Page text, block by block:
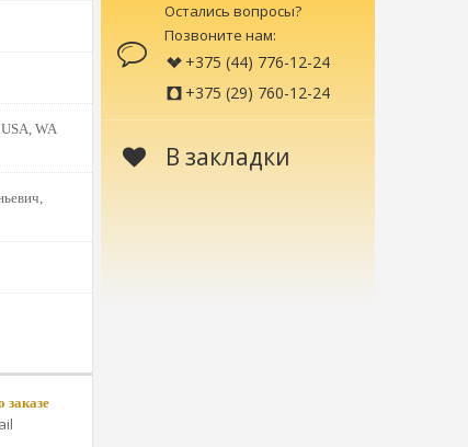
WA
Остались вопросы?
Позвоните нам:
+375 (44) 776-12-24
+375 (29) 760-12-24
В закладки